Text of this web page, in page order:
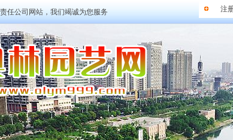
任公司网站，我们竭诚为您服务 注